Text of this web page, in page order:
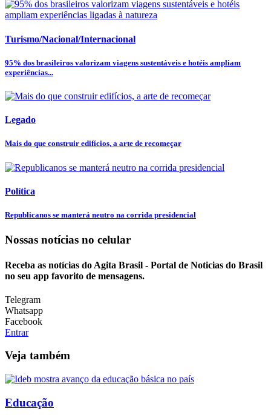
Turismo/Nacional/Internacional
95% dos brasileiros valorizam viagens sustentáveis e hotéis ampliam
experiências...
Legado
Mais do que construir edifícios, a arte de recomeçar
Política
Republicanos se manterá neutro na corrida presidencial
Nossas notícias no celular
Receba as notícias do Agita Brasil - Portal de Noticias do Brasil
no seu app favorito de mensagens.
Telegram
Whatsapp
Facebook
Entrar
Veja também
Educação